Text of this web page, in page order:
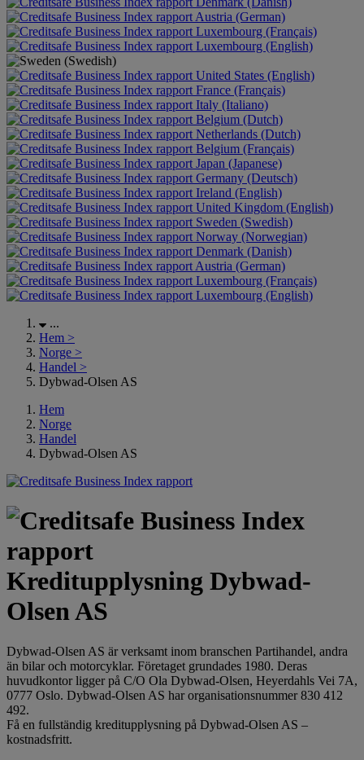
Austria (German)
Luxembourg (Français)
Luxembourg (English)
United States (English)
France (Français)
Italy (Italiano)
Belgium (Dutch)
Netherlands (Dutch)
Belgium (Français)
Japan (Japanese)
Germany (Deutsch)
Ireland (English)
United Kingdom (English)
Sweden (Swedish)
Norway (Norwegian)
Denmark (Danish)
Austria (German)
Luxembourg (Français)
Luxembourg (English)
...
Hem >
Norge >
Handel >
Dybwad-Olsen AS
Hem
Norge
Handel
Dybwad-Olsen AS
Kreditupplysning Dybwad-
Olsen AS
Dybwad-Olsen AS är verksamt inom branschen Partihandel, andra
än bilar och motorcyklar. Företaget grundades 1980. Deras
huvudkontor ligger på C/O Ola Dybwad-Olsen, Heyerdahls Vei 7A,
0777 Oslo. Dybwad-Olsen AS har organisationsnummer 830 412
492.
Få en fullständig kreditupplysning på Dybwad-Olsen AS –
kostnadsfritt.